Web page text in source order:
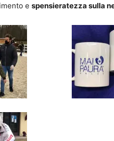
e spensieratezza sulla